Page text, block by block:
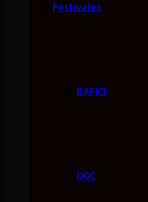
Festivales
BAFICI
DOC